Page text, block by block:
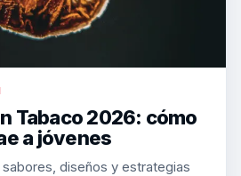
Tabaco 2026: cómo
a jóvenes
diseños y estrategias